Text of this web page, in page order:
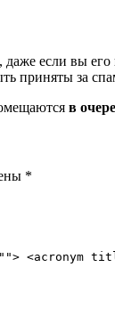
, даже если вы
за
в
*